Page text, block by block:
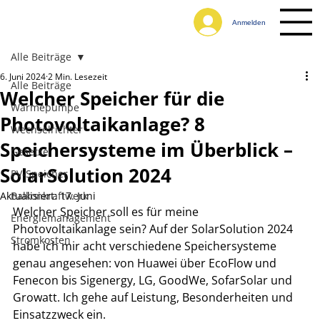
Anmelden
Alle Beiträge
Wärmepumpe
Wechselrichter
Gesetze
PV-Speicher
Balkonkraftwerk
Energiemanagement
Stromkosten
Alle Beiträge
Welcher Speicher für die
Photovoltaikanlage? 8
Speichersysteme im Überblick –
SolarSolution 2024
6. Juni 20242 Min. Lesezeit
Aktualisiert:17. Juni
Welcher Speicher soll es für meine
Photovoltaikanlage sein? Auf der SolarSolution 2024
habe ich mir acht verschiedene Speichersysteme
genau angesehen: von Huawei über EcoFlow und
Fenecon bis Sigenergy, LG, GoodWe, SofarSolar und
Growatt. Ich gehe auf Leistung, Besonderheiten und
Einsatzzweck ein.